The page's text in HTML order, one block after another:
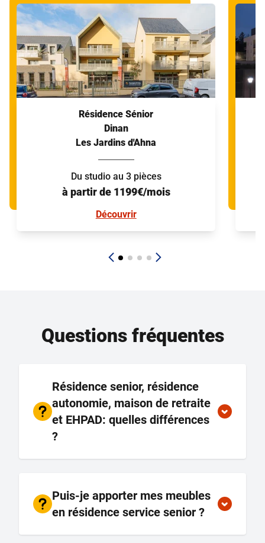
Résidence Sénior
Dinan
Les Jardins d'Ahna
Du studio au 3 pièces
à partir de 1199€/mois
Découvrir
Questions fréquentes
Résidence senior, résidence
autonomie, maison de retraite
et EHPAD: quelles différences
?
Puis-je apporter mes meubles
en résidence service senior ?